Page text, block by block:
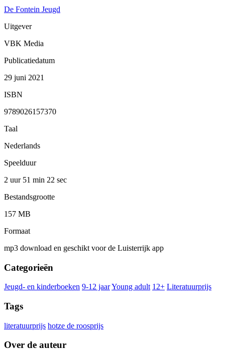
De Fontein Jeugd
Uitgever
VBK Media
Publicatiedatum
29 juni 2021
ISBN
9789026157370
Taal
Nederlands
Speelduur
2 uur 51 min 22 sec
Bestandsgrootte
157 MB
Formaat
mp3 download en geschikt voor de Luisterrijk app
Categorieën
Jeugd- en kinderboeken 9-12 jaarYoung adult 12+ Literatuurprijs
Tags
literatuurprijs hotze de roosprijs
Over de auteur